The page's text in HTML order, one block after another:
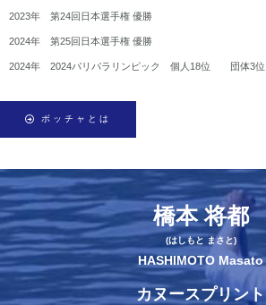
2023年 第24回日本選手権 優勝
2024年 第25回日本選手権 優勝
2024年 2024パリパラリンピック 個人18位 団体3位
ボッチャとは
橋本 将都
(はしもと まさと)
HASHIMOTO Masato
カヌースプリント